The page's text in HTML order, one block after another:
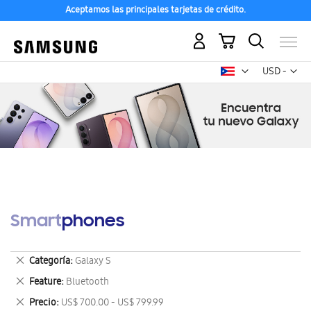
Aceptamos las principales tarjetas de crédito.
USD -
dólar
Mi carrito
Smartphones
Categoría Galaxy S
Eliminar
este
artículo
Feature Bluetooth
Eliminar
este
Precio US$ 700.00 - US$ 799.99
Eliminar